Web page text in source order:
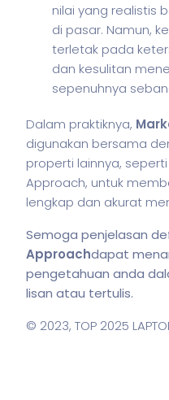
nilai yang realistis
di pasar. Namun,
terletak pada
dan kesulitan
sepenuhnya
Dalam praktiknya,
digunakan bersama
properti lainnya,
Approach, untuk
lengkap dan akurat
Semoga penjelasan
Approachdapat
pengetahuan anda
lisan atau tertulis.
© 2023, TOP 2025